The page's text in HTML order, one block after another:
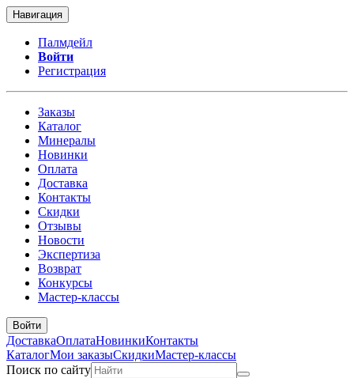
Навигация
Палмдейл
Войти
Регистрация
Заказы
Каталог
Минералы
Новинки
Оплата
Доставка
Контакты
Скидки
Отзывы
Новости
Экспертиза
Возврат
Конкурсы
Мастер-классы
Войти
ДоставкаОплатаНовинкиКонтакты
КаталогМои заказыСкидкиМастер-классы
Поиск по сайту